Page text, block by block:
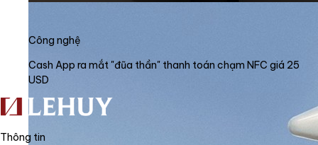
Công nghệ
Cash App ra mắt "đũa thần" thanh toán chạm NFC giá 25
USD
Thông tin